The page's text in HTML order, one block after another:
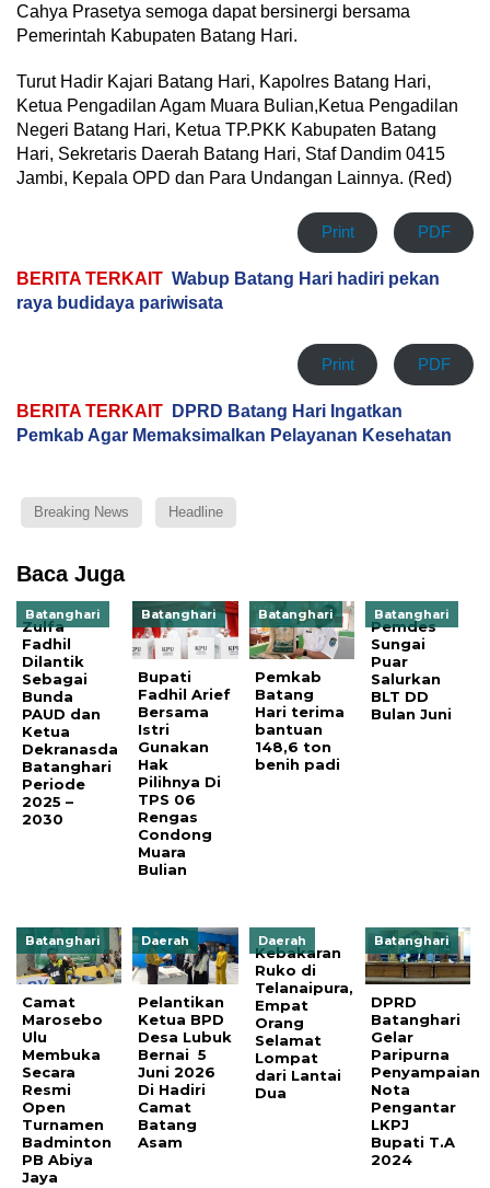
Cahya Prasetya semoga dapat bersinergi bersama
Pemerintah Kabupaten Batang Hari.
Turut Hadir Kajari Batang Hari, Kapolres Batang Hari,
Ketua Pengadilan Agam Muara Bulian,Ketua Pengadilan
Negeri Batang Hari, Ketua TP.PKK Kabupaten Batang
Hari, Sekretaris Daerah Batang Hari, Staf Dandim 0415
Jambi, Kepala OPD dan Para Undangan Lainnya. (Red)
Print PDF
BERITA TERKAIT Wabup Batang Hari hadiri pekan
raya budidaya pariwisata
Print PDF
BERITA TERKAIT
DPRD Batang Hari Ingatkan
Pemkab Agar Memaksimalkan Pelayanan Kesehatan
Breaking News Headline
Baca Juga
Batanghari
Zulfa
Fadhil
Dilantik
Sebagai
Bunda
PAUD dan
Ketua
Dekranasda
Batanghari
Periode
2025 –
2030
Batanghari
Bupati
Fadhil Arief
Bersama
Istri
Gunakan
Hak
Pilihnya Di
TPS 06
Rengas
Condong
Muara
Bulian
Batanghari
Pemkab
Batang
Hari terima
bantuan
148,6 ton
benih padi
Batanghari
Pemdes
Sungai
Puar
Salurkan
BLT DD
Bulan Juni
Batanghari
Camat
Marosebo
Ulu
Membuka
Secara
Resmi
Open
Turnamen
Badminton
PB Abiya
Jaya
Daerah
Pelantikan
Ketua BPD
Desa Lubuk
Bernai 5
Juni 2026
Di Hadiri
Camat
Batang
Asam
Daerah
Kebakaran
Ruko di
Telanaipura,
Empat
Orang
Selamat
Lompat
dari Lantai
Dua
Batanghari
DPRD
Batanghari
Gelar
Paripurna
Penyampaian
Nota
Pengantar
LKPJ
Bupati T.A
2024